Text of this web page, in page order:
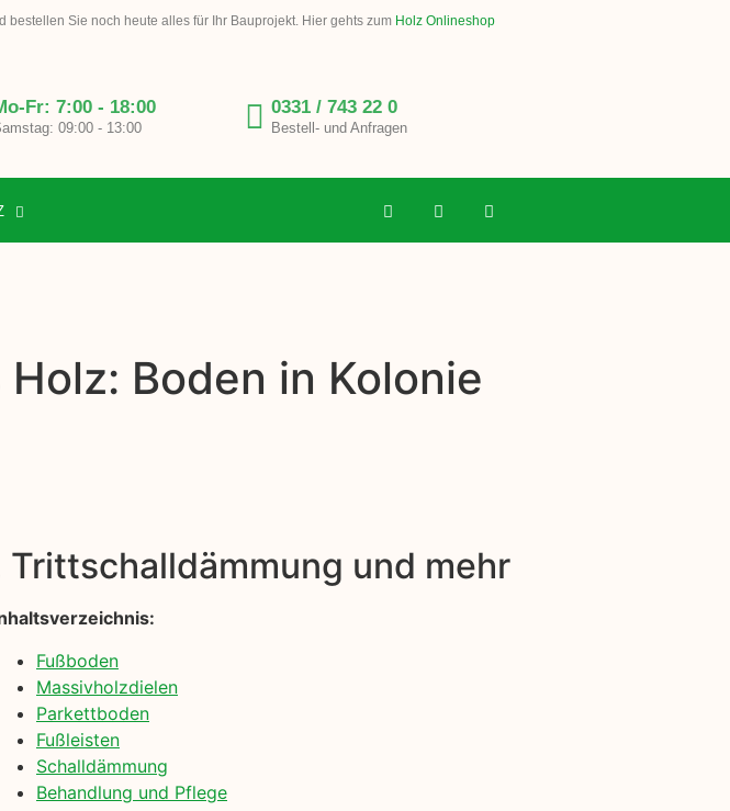
bestellen Sie noch heute alles für Ihr Bauprojekt. Hier gehts zum Holz Onlineshop
Fr: 7:00 - 18:00
09:00 - 13:00
0331 / 743 22 0
Bestell- und Anfragen
Boden in Kolonie
und mehr
Fußboden
Massivholzdielen
Parkettboden
Fußleisten
Schalldämmung
Behandlung und Pflege